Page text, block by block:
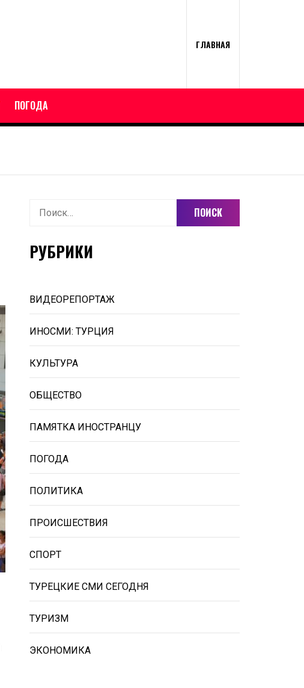
ГЛАВНАЯ
ПОГОДА
Найти:
РУБРИКИ
ВИДЕОРЕПОРТАЖ
ИНОСМИ: ТУРЦИЯ
КУЛЬТУРА
ОБЩЕСТВО
ПАМЯТКА ИНОСТРАНЦУ
ПОГОДА
ПОЛИТИКА
ПРОИСШЕСТВИЯ
СПОРТ
ТУРЕЦКИЕ СМИ СЕГОДНЯ
ТУРИЗМ
ЭКОНОМИКА